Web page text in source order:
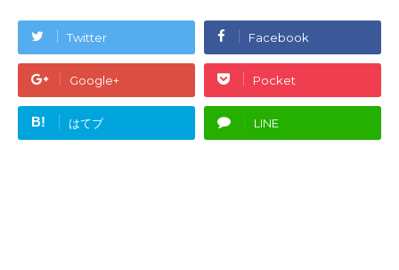
Twitter Facebook
Google+ Pocket
B! はてブ LINE